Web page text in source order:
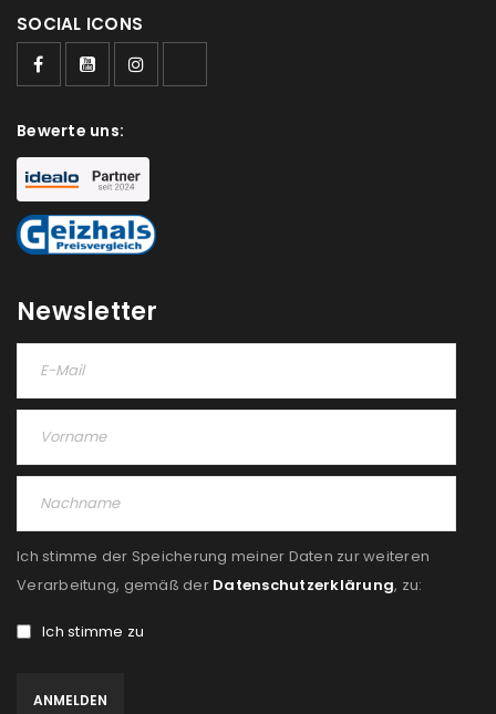
SOCIAL ICONS
Bewerte uns:
Newsletter
Ich stimme der Speicherung meiner Daten zur weiteren
Verarbeitung, gemäß der Datenschutzerklärung, zu:
Ich stimme zu